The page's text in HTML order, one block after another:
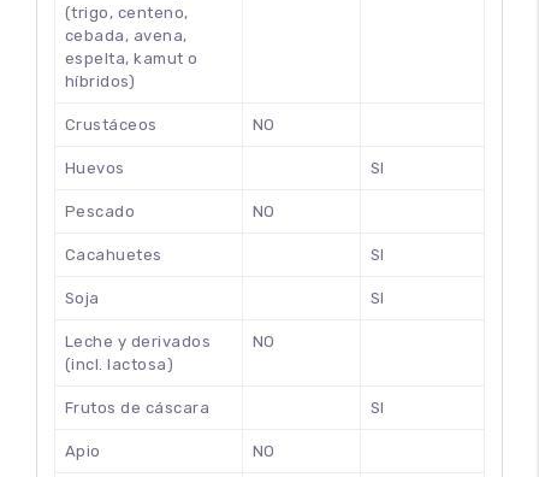
100
(trigo, centeno,
cebada, avena,
espelta, kamut o
híbridos)
Crustáceos NO
Huevos SI
Pescado NO
Cacahuetes SI
Soja SI
Leche y derivados
(incl. lactosa)
NO
Frutos de cáscara SI
Apio NO